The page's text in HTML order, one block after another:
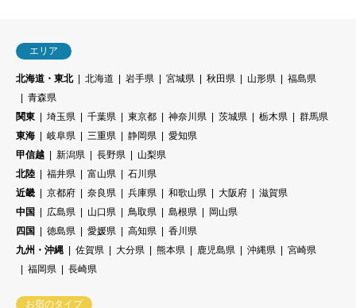
エリア
北海道・東北 北海道 岩手県 宮城県 秋田県 山形県
福島県
青森県
関東
埼玉県 千葉県 東京都 神奈川県 茨城県 栃木県
群馬県
東海
岐阜県 三重県 静岡県
愛知県
甲信越
新潟県 長野県
山梨県
北陸
福井県 富山県
石川県
近畿
京都府 奈良県 兵庫県 和歌山県 大阪府
滋賀県
中国
広島県 山口県 鳥取県 島根県
岡山県
四国
徳島県 愛媛県 高知県
香川県
九州・沖縄
佐賀県 大分県 熊本県 鹿児島県 沖縄県
宮崎県
福岡県
長崎県
お宿のタイプ